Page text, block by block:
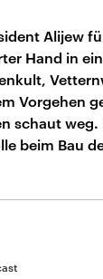
Alijew
Hand in
Vorgehen
schaut weg.
beim Bau